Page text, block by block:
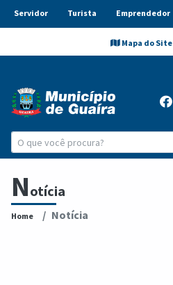
Servidor Turista Emprendedor
Mapa do Site
Notícia
Home Notícia